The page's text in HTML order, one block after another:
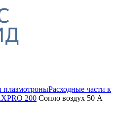
плазмотроныРасходные части к
200 Сопло воздух 50 А